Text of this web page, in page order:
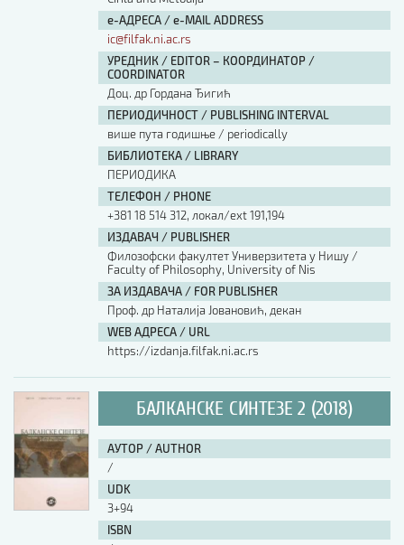
е-АДРЕСА / e-MAIL ADDRESS
ic@filfak.ni.ac.rs
УРЕДНИК / EDITOR – КООРДИНАТОР /
COORDINATOR
Доц. др Гордана Ђигић
ПЕРИОДИЧНОСТ / PUBLISHING INTERVAL
више пута годишње / periodically
БИБЛИОТЕКА / LIBRARY
ПЕРИОДИКА
ТЕЛЕФОН / PHONE
+381 18 514 312, локал/ext 191,194
ИЗДАВАЧ / PUBLISHER
Филозофски факултет Универзитета у Нишу /
Faculty of Philosophy, University of Nis
ЗА ИЗДАВАЧА / FOR PUBLISHER
Проф. др Наталија Јовановић, декан
WEB АДРЕСА / URL
https://izdanja.filfak.ni.ac.rs
БАЛКАНСКЕ СИНТЕЗЕ 2 (2018)
АУТОР / AUTHOR
/
UDK
3+94
ISBN